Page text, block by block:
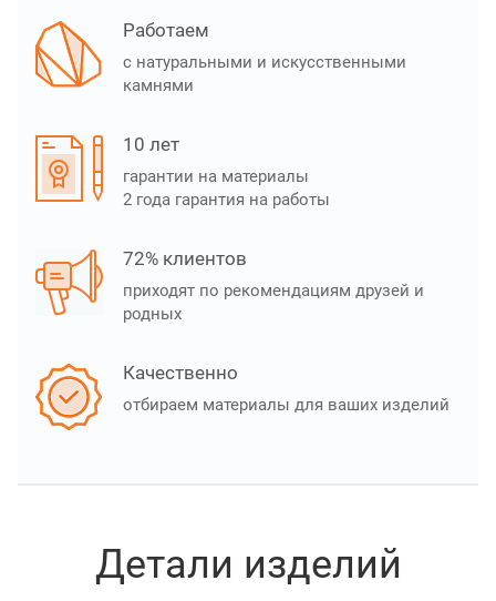
Работаем
с натуральными и искусственными
камнями
10 лет
гарантии на материалы
2 года гарантия на работы
72% клиентов
приходят по рекомендациям друзей и
родных
Качественно
отбираем материалы для ваших изделий
Детали изделий